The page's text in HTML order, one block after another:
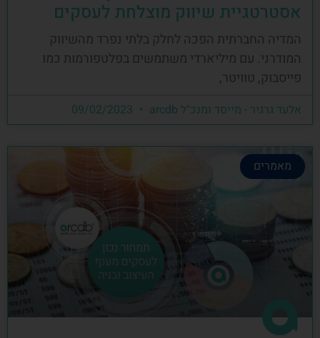
אסטרטגיית שיווק מוצלחת לעסקים
המדיה החברתית הפכה לחלק בלתי נפרד מהשיווק
המודרני. עם מיליארדי משתמשים בפלטפורמות כמו
פייסבוק, טוויטר,
אלעד גרגיר - מייסד ומנכ"ל arcdb
מאמרים